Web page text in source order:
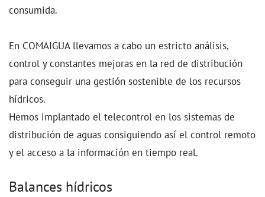
consumida.
En COMAIGUA llevamos a cabo un estricto análisis,
control y constantes mejoras en la red de distribución
para conseguir una gestión sostenible de los recursos
hídricos.
Hemos implantado el telecontrol en los sistemas de
distribución de aguas consiguiendo así el control remoto
y el acceso a la información en tiempo real.
Balances hídricos